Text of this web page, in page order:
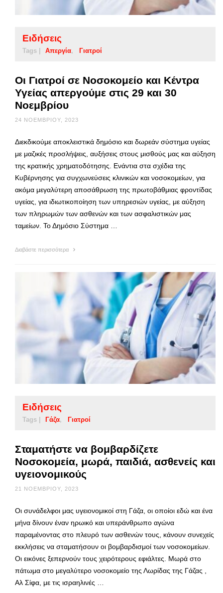
Ειδήσεις
Tags | Απεργία Γιατροί
Oι Γιατροί σε Νοσοκομείο και Κέντρα
Υγείας απεργούμε στις 29 και 30
Νοεμβρίου
24 ΝΟΕΜΒΡΊΟΥ, 2023
Διεκδικούμε αποκλειστικά δημόσιο και δωρεάν σύστημα υγείας
με μαζικές προσλήψεις, αυξήσεις στους μισθούς μας και αύξηση
της κρατικής χρηματοδότησης. Ενάντια στα σχέδια της
Κυβέρνησης για συγχωνεύσεις κλινικών και νοσοκομείων, για
ακόμα μεγαλύτερη αποσάθρωση της πρωτοβάθμιας φροντίδας
υγείας, για ιδιωτικοποίηση των υπηρεσιών υγείας, με αύξηση
των πληρωμών των ασθενών και των ασφαλιστικών μας
ταμείων. Το Δημόσιο Σύστημα …
Διαβάστε περισσότερα
Ειδήσεις
Tags | Γάζα Γιατροί
Σταματήστε να βομβαρδίζετε
Νοσοκομεία, μωρά, παιδιά, ασθενείς και
υγειονομικούς
21 ΝΟΕΜΒΡΊΟΥ, 2023
Oι συνάδελφοι μας υγειονομικοί στη Γάζα, οι οποίοι εδώ και ένα
μήνα δίνουν έναν ηρωικό και υπεράνθρωπο αγώνα
παραμένοντας στο πλευρό των ασθενών τους, κάνουν συνεχείς
εκκλήσεις να σταματήσουν οι βομβαρδισμοί των νοσοκομείων.
Οι εικόνες ξεπερνούν τους χειρότερους εφιάλτες. Μωρά στο
πάτωμα στο μεγαλύτερο νοσοκομείο της Λωρίδας της Γάζας ,
Αλ Σίφα, με τις ισραηλινές …